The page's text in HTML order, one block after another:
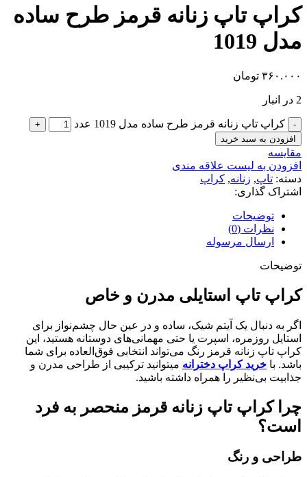
کراپ تاپ زنانه قرمز طرح ساده
مدل 1019
۳۶۰.۰۰۰ تومان
2 در انبار
کراپ تاپ زنانه قرمز طرح ساده مدل 1019 عدد
افزودن به سبد خرید
مقایسه
افزودن به لیست علاقه مندی
دسته: تاپ, زنانه, کراپ
اشتراک گذاری:
توضیحات
نظرات (0)
ارسال مرسوله
توضیحات
کراپ تاپ استایلی مدرن و خاص
اگر به دنبال یک آیتم شیک، ساده و در عین حال چشم‌نواز برای
استایل روزمره، اسپرت یا حتی مهمانی‌های دوستانه هستید، این
کراپ تاپ زنانه قرمز رنگ می‌تواند انتخابی فوق‌العاده برای شما
باشد. با خرید کراپ دخترانه میتوانید ترکیبی از طراحی مدرن و
جذابیت بی‌نظیر را همراه داشته باشید.
چرا کراپ تاپ زنانه قرمز منحصر به فرد
است؟
طراحی و رنگ